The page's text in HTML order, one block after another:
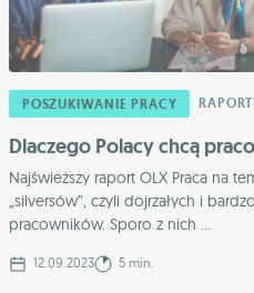
POSZUKIWANIE PRACY
Dlaczego Polacy chcą
Najświeższy raport OLX Praca na
„silversów”, czyli dojrzałych i
pracowników. Sporo z nich ...
12.09.2023 5 min.